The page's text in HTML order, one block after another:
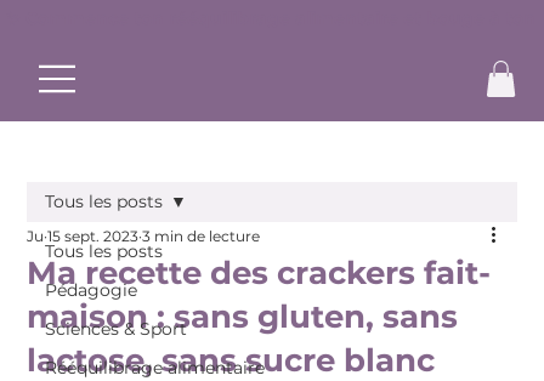
Tous les posts
Pédagogie
Sciences & Sport
Rééquilibrage alimentaire
Tous les posts
Ma recette des crackers fait-
maison : sans gluten, sans
lactose, sans sucre blanc
Ju 15 sept. 2023 3 min de lecture